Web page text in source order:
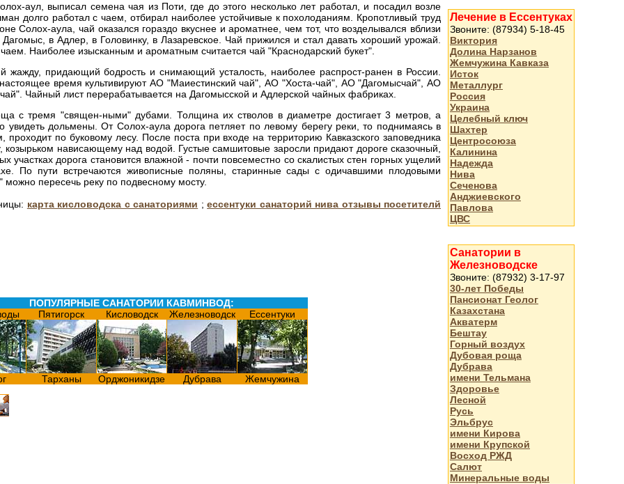
аул, выписал семена чая из Поти, где до этого несколько лет работал, и посадил возле
долго работал с чаем, отбирал наиболее устойчивые к похолоданиям. Кропотливый труд
Солох-аула, чай оказался гораздо вкуснее и ароматнее, чем тот, что возделывался вблизи
в Адлер, в Головинку, в Лазаревское. Чай прижился и стал давать хороший урожай.
Наиболее изысканным и ароматным считается чай "Краснодарский букет".
придающий бодрость и снимающий усталость, наиболее распрост-ранен в России.
время культивируют АО "Маиестинский чай", АО "Хоста-чай", АО "Дагомысчай", АО
Чайный лист перерабатывается на Дагомысской и Адлерской чайных фабриках.
с тремя "священ-ными" дубами. Толщина их стволов в диаметре достигает 3 метров, а
дольмены. От Солох-аула дорога петляет по левому берегу реки, то поднимаясь в
проходит по буковому лесу. После поста при входе на территорию Кавказского заповедника
козырьком нависающему над водой. Густые самшитовые заросли придают дороге сказочный,
участках дорога становится влажной - почти повсеместно со скалистых стен горных ущелий
По пути встречаются живописные поляны, старинные сады с одичавшими плодовыми
пересечь реку по подвесному мосту.
карта кисловодска с санаториями ;ессентуки санаторий нива отзывы посетителй
ПОПУЛЯРНЫЕ САНАТОРИИ КАВМИНВОД:
Пятигорск Кисловодск Железноводск Ессентуки
Тарханы Орджоникидзе Дубрава Жемчужина
Лечение в Ессентуках
Звоните: (87934) 5-18-45
Виктория
Долина Нарзанов
Жемчужина Кавказа
Исток
Металлург
Россия
Украина
Целебный ключ
Шахтер
Центросоюза
Калинина
Надежда
Нива
Сеченова
Анджиевского
Павлова
ЦВС
Санатории в
Железноводске
Звоните: (87932) 3-17-97
30-лет Победы
Пансионат Геолог
Казахстана
Акватерм
Бештау
Горный воздух
Дубовая роща
Дубрава
имени Тельмана
Здоровье
Лесной
Русь
Эльбрус
имени Кирова
имени Крупской
Восход РЖД
Салют
Минеральные воды